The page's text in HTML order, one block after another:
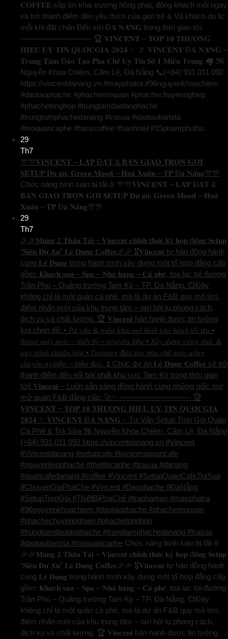
𝐂𝐎𝐅𝐅𝐄𝐄 sắp tới khai trương hồng phát, đông khách mỗi ngày
và trở thành điểm đến yêu thích của giới trẻ & Và khách du lịc
mỗi khi đặt chân Đến với Đ𝐀̀ 𝐍𝐀̆̃𝐍𝐆 trong thời gian tới.
—————————- 🏆 𝐕𝐈𝐍𝐂𝐄𝐍𝐓 – 𝐓𝐎𝐏 𝟏𝟎 𝐓𝐇𝐔̛𝐎̛𝐍𝐆
𝐇𝐈𝐄̣̂𝐔 𝐔𝐘 𝐓𝐈́𝐍 𝐐𝐔𝐎̂́𝐂𝐆𝐈𝐀 𝟐𝟎𝟐𝟒 ✨ 🚩 𝐕𝐈𝐍𝐂𝐄𝐍𝐓 Đ𝐀̀ 𝐍𝐀̆̃𝐍𝐆 –
𝐓𝐫𝐮𝐧𝐠 𝐓𝐚̂𝐦 Đ𝐚̀𝐨 𝐓𝐚̣𝐨 𝐏𝐡𝐚 𝐂𝐡𝐞̂́ 𝐔𝐲 𝐓𝐢́𝐧 𝐒𝐨̂́ 𝟏 𝐌𝐢𝐞̂̀𝐧 𝐓𝐫𝐮𝐧𝐠 🏘️ 96
Nguyễn Khoa Chiêm, Cẩm Lệ, Đà Nẵng 📞(+84) 931 011 092
https://vincentdanang.vn #mayphatra #96nguyenkhoachiem
#daotaophache #phachemoquan #phachechuyennghiep
#phachetonghop #trungtamdaotaophache
#trungtamphachedanang #trasua #daotaobarista
#moquancaphe #hanscoffee #hanhotel #15phamphuthu
29
Th7
🎊🎊𝐕𝐈𝐍𝐂𝐄𝐍𝐓 – 𝐋𝐀̆́𝐏 Đ𝐀̣̆𝐓 & 𝐁𝐀̀𝐍 𝐆𝐈𝐀𝐎 𝐓𝐑𝐎̣𝐍 𝐆𝐎́𝐈
𝐒𝐄𝐓𝐔𝐏 𝐃𝐮̛̣ 𝐚́𝐧: 𝐆𝐫𝐞𝐞𝐧 𝐌𝐨𝐨𝐝 – 𝐇𝐨𝐚̀ 𝐗𝐮𝐚̂𝐧 – 𝐓𝐏 Đ𝐚̀ 𝐍𝐚̆̃𝐧𝐠🎊🎊
Chức năng bình luận bị tắt ở 🎊🎊𝐕𝐈𝐍𝐂𝐄𝐍𝐓 – 𝐋𝐀̆́𝐏 Đ𝐀̣̆𝐓 &
𝐁𝐀̀𝐍 𝐆𝐈𝐀𝐎 𝐓𝐑𝐎̣𝐍 𝐆𝐎́𝐈 𝐒𝐄𝐓𝐔𝐏 𝐃𝐮̛̣ 𝐚́𝐧: 𝐆𝐫𝐞𝐞𝐧 𝐌𝐨𝐨𝐝 – 𝐇𝐨𝐚̀
𝐗𝐮𝐚̂𝐧 – 𝐓𝐏 Đ𝐚̀ 𝐍𝐚̆̃𝐧𝐠🎊🎊
29
Th7
🎉🎉𝐌𝐮̀𝐧𝐠 𝟐 𝐓𝐡𝐚̂̀𝐧 𝐓𝐚̀𝐢 – 𝐕𝐢𝐧𝐜𝐞𝐧𝐭 𝐜𝐡𝐢́𝐧𝐡 𝐭𝐡𝐮̛́𝐜 𝐤ý 𝐡𝐨̛̣𝐩 đ𝐨̂̀𝐧𝐠 𝐒𝐞𝐭𝐮𝐩
“𝐒𝐢𝐞̂𝐮 𝐃𝐮̛̣ 𝐀́𝐧” 𝐋𝐞̂ 𝐃𝐮𝐧𝐠 𝐂𝐨𝐟𝐟𝐞𝐞🎉🎉 🎖️𝐕𝐢𝐧𝐜𝐞𝐧𝐭 tự hào đồng hành
cùng 𝐋𝐞̂ 𝐃𝐮𝐧𝐠 trong hành trình xây dựng một tổ hợp đẳng cấp
gồm: 𝐊𝐡𝐚́𝐜𝐡 𝐬𝐚̣𝐧 – 𝐒𝐩𝐚 – 𝐍𝐡𝐚̀ 𝐡𝐚̀𝐧𝐠 – 𝐂𝐚̀ 𝐩𝐡𝐞̂, toạ lạc tại đường
Trần Phú – Quảng trường Tam Kỳ – TP. Đà Nẵng. 💞Đây
không chỉ là một quán cà phê, mà là dự án F&B quy mô lớn,
điểm nhấn mới của khu trung tâm – nơi hội tụ phong cách,
dịch vụ và chất lượng. 🏆 𝐕𝐢𝐧𝐜𝐞𝐧𝐭 hân hạnh được tin tưởng
lựa chọn để: • 𝑇ư 𝑣𝑎̂́𝑛 & 𝑡𝑟𝑖𝑒̂̉𝑛 𝑘ℎ𝑎𝑖 𝑚𝑜̂ ℎ𝑖̀𝑛ℎ 𝑣𝑎̣̂𝑛 ℎ𝑎̀𝑛ℎ 𝑡𝑜̂́𝑖 ư𝑢 •
𝑆𝑒𝑡𝑢𝑝 𝑚𝑎́𝑦 𝑚𝑜́𝑐 – 𝑡ℎ𝑖𝑒̂́𝑡 𝑏𝑖̣ – 𝑛𝑔𝑢𝑦𝑒̂𝑛 𝑙𝑖ệ𝑢 • 𝑋𝑎̂𝑦 𝑑𝑢̛̣𝑛𝑔 𝑐𝑜̂𝑛𝑔 𝑡ℎ𝑢̛́𝑐 &
𝑞𝑢𝑦 𝑡𝑟𝑖̀𝑛ℎ 𝑐ℎ𝑢𝑎̂̉𝑛 ℎ𝑜́𝑎 • 𝑇𝑟𝑎𝑖𝑛𝑖𝑛𝑔 đ𝑎̀𝑜 𝑡𝑎̣𝑜 𝑝ℎ𝑎 𝑐ℎ𝑒̂́ 𝑚𝑜́𝑛 𝑢𝑜̂́𝑛𝑔
𝑐ℎ𝑢𝑦𝑒̂𝑛 𝑛𝑔ℎ𝑖ệ𝑝 – ℎ𝑖ệ𝑛 đ𝑎̣𝑖. 🌷Chúc dự án 𝐋𝐞̂ 𝐃𝐮𝐧𝐠 𝐂𝐨𝐟𝐟𝐞𝐞 sẽ trở
thành điểm đến nổi bật nhất khu vực Tam Kỳ trong thời gian
tới! 𝐕𝐢𝐧𝐜𝐞𝐧𝐭 – Luôn sẵn sàng đồng hành cùng những giấc mơ
mở quán F&B đẳng cấp. 🚀✨ —————————- 🏆
𝐕𝐈𝐍𝐂𝐄𝐍𝐓 – 𝐓𝐎𝐏 𝟏𝟎 𝐓𝐇𝐔̛𝐎̛𝐍𝐆 𝐇𝐈𝐄̣̂𝐔 𝐔𝐘 𝐓𝐈́𝐍 𝐐𝐔𝐎̂́𝐂𝐆𝐈𝐀
𝟐𝟎𝟐𝟒 ✨ 𝐕𝐈𝐍𝐂𝐄𝐍𝐓 Đ𝐀̀ 𝐍𝐀̆̃𝐍𝐆 – Tư Vấn Setup Trọn Gói Quán
Cà Phê & Trà Sữa 96 Nguyễn Khoa Chiêm, Cẩm Lệ, Đà Nẵng
(+84) 931 011 092 https://vincentdanang.vn #Vincent
#Vincentdanang #setupcafe #tuvanmoquancafe
#nguyenlieuphache #thietbicaphe #trasua #danang
#quancafedanang #coffee #Vincent #SetupQuanCafeTraSua
#ChuyenGiaPhaChe #Vincent #Dayphache #ĐàNẵng
#SetupTrọnGói #ThiếtBịPhaChế #traphamay #mayphatra
#96nguyenkhoachiem #daotaophache #phachemoquan
#phachechuyennghiep #phachetonghop
#trungtamdaotaophache #trungtamphachedanang #trasua
#daotaobarista #moquancaphe Chức năng bình luận bị tắt ở
🎉🎉𝐌𝐮̀𝐧𝐠 𝟐 𝐓𝐡𝐚̂̀𝐧 𝐓𝐚̀𝐢 – 𝐕𝐢𝐧𝐜𝐞𝐧𝐭 𝐜𝐡𝐢́𝐧𝐡 𝐭𝐡𝐮̛́𝐜 𝐤ý 𝐡𝐨̛̣𝐩 đ𝐨̂̀𝐧𝐠 𝐒𝐞𝐭𝐮𝐩
“𝐒𝐢𝐞̂𝐮 𝐃𝐮̛̣ 𝐀́𝐧” 𝐋𝐞̂ 𝐃𝐮𝐧𝐠 𝐂𝐨𝐟𝐟𝐞𝐞🎉🎉 🎖️𝐕𝐢𝐧𝐜𝐞𝐧𝐭 tự hào đồng hành
cùng 𝐋𝐞̂ 𝐃𝐮𝐧𝐠 trong hành trình xây dựng một tổ hợp đẳng cấp
gồm: 𝐊𝐡𝐚́𝐜𝐡 𝐬𝐚̣𝐧 – 𝐒𝐩𝐚 – 𝐍𝐡𝐚̀ 𝐡𝐚̀𝐧𝐠 – 𝐂𝐚̀ 𝐩𝐡𝐞̂, toạ lạc tại đường
Trần Phú – Quảng trường Tam Kỳ – TP. Đà Nẵng. 💞Đây
không chỉ là một quán cà phê, mà là dự án F&B quy mô lớn,
điểm nhấn mới của khu trung tâm – nơi hội tụ phong cách,
dịch vụ và chất lượng. 🏆 𝐕𝐢𝐧𝐜𝐞𝐧𝐭 hân hạnh được tin tưởng